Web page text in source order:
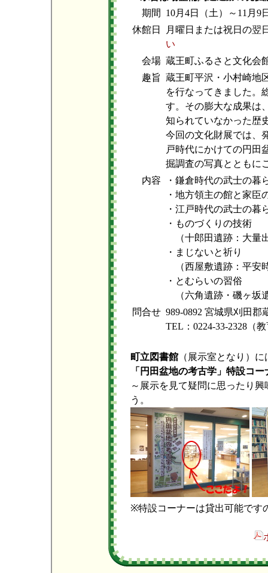
期間
10月4日（土）～11月
休館日
月曜日または祝日の
い
会場 蔵王町ふるさと文化会
趣旨 蔵王町平沢・小村崎地
を行なってきました。
す。その膨大な成果は
知られていなかった歴
今回の文化財展では、
戸時代にかけての円田
掘調査の写真とともに
内容
・鎌倉時代の武士の
・地方領主の館と家
・江戸時代の武士の
・ものづくりの技術
（十郎田遺跡：大量
・まじないと祈り
（西屋敷遺跡：平安
・とむらいの習俗
（六角遺跡・磯ヶ坂
問合せ 989-0892 宮城県刈田郡
TEL：0224-33-2328（
町立図書館 （展示室となり）に
「円田盆地の考古学」特設コー
～展示を見て疑問に思ったり
う。
※特設コーナーは貸出可能です